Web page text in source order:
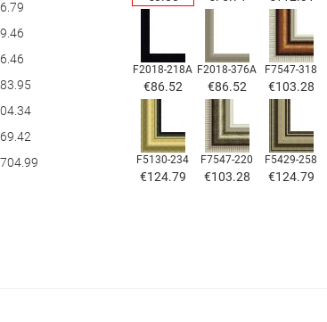
704.99
F2018-218A
€86.52
F2018-376A
€86.52
F7547-318
€103.28
F5130-234
€124.79
F7547-220
€103.28
F5429-258
€124.79